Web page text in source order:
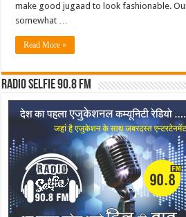
make good jugaad to look fashionable.
somewhat …
Read More »
Radio Selfie 90.8 FM